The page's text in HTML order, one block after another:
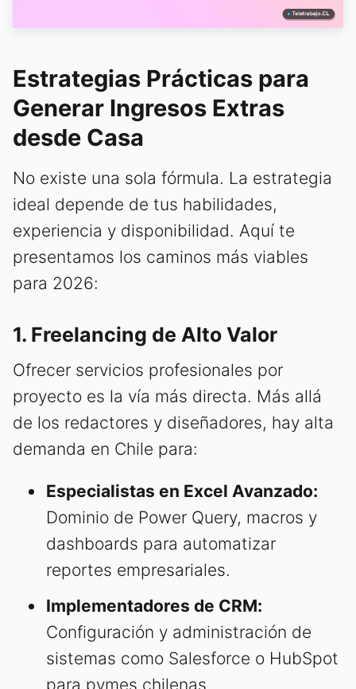
Estrategias Prácticas para
Generar Ingresos Extras
desde Casa
No existe una sola fórmula. La estrategia
ideal depende de tus habilidades,
experiencia y disponibilidad. Aquí te
presentamos los caminos más viables
para 2026:
1. Freelancing de Alto Valor
Ofrecer servicios profesionales por
proyecto es la vía más directa. Más allá
de los redactores y diseñadores, hay alta
demanda en Chile para:
Especialistas en Excel Avanzado:
Dominio de Power Query, macros y
dashboards para automatizar
reportes empresariales.
Implementadores de CRM:
Configuración y administración de
sistemas como Salesforce o HubSpot
para pymes chilenas.